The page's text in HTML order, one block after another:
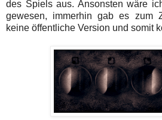
des Spiels aus. Ansonsten wäre
gewesen, immerhin gab es zum
keine öffentliche Version und somit